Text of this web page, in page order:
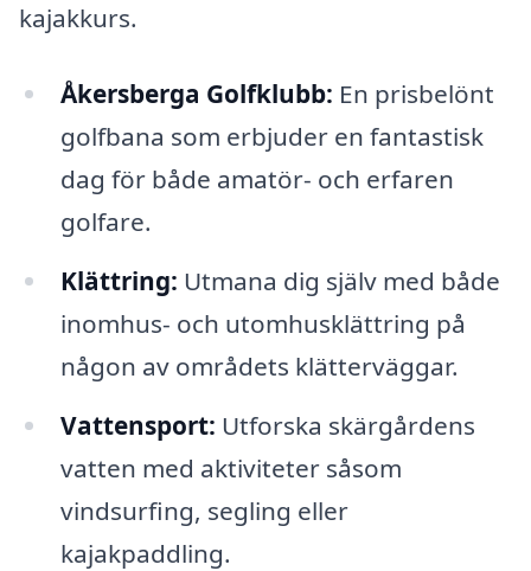
kajakkurs.
Åkersberga Golfklubb: En prisbelönt
golfbana som erbjuder en fantastisk
dag för både amatör- och erfaren
golfare.
Klättring: Utmana dig själv med både
inomhus- och utomhusklättring på
någon av områdets klätterväggar.
Vattensport: Utforska skärgårdens
vatten med aktiviteter såsom
vindsurfing, segling eller
kajakpaddling.